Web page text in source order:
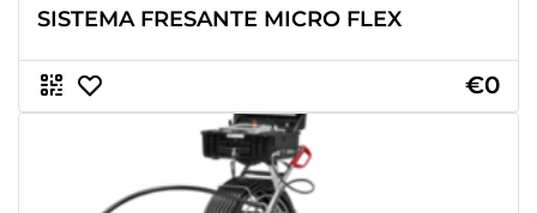
SISTEMA FRESANTE MICRO FLEX
€0